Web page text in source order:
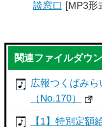
談窓口 [MP3形
関連ファイルダウ
広報つくばみ
（No.170）
【1】特別定額